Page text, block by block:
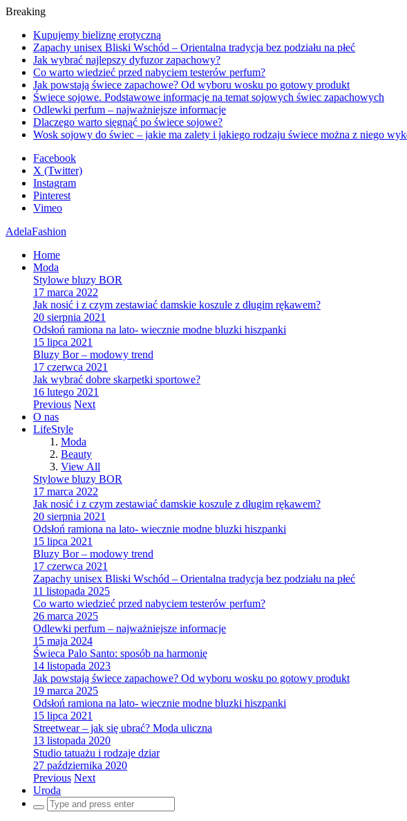
Breaking
Kupujemy bieliznę erotyczną
Zapachy unisex Bliski Wschód – Orientalna tradycja bez podziału na płeć
Jak wybrać najlepszy dyfuzor zapachowy?
Co warto wiedzieć przed nabyciem testerów perfum?
Jak powstają świece zapachowe? Od wyboru wosku po gotowy produkt
Świece sojowe. Podstawowe informacje na temat sojowych świec zapachowych
Odlewki perfum – najważniejsze informacje
Dlaczego warto sięgnąć po świece sojowe?
Wosk sojowy do świec – jakie ma zalety i jakiego rodzaju świece można z niego
Facebook
X (Twitter)
Instagram
Pinterest
Vimeo
AdelaFashion
Home
Moda
Stylowe bluzy BOR
17 marca 2022
Jak nosić i z czym zestawiać damskie koszule z długim rękawem?
20 sierpnia 2021
Odsłoń ramiona na lato- wiecznie modne bluzki hiszpanki
15 lipca 2021
Bluzy Bor – modowy trend
17 czerwca 2021
Jak wybrać dobre skarpetki sportowe?
16 lutego 2021
Previous Next
O nas
LifeStyle
Moda
Beauty
View All
Stylowe bluzy BOR
17 marca 2022
Jak nosić i z czym zestawiać damskie koszule z długim rękawem?
20 sierpnia 2021
Odsłoń ramiona na lato- wiecznie modne bluzki hiszpanki
15 lipca 2021
Bluzy Bor – modowy trend
17 czerwca 2021
Zapachy unisex Bliski Wschód – Orientalna tradycja bez podziału na płeć
11 listopada 2025
Co warto wiedzieć przed nabyciem testerów perfum?
26 marca 2025
Odlewki perfum – najważniejsze informacje
15 maja 2024
Świeca Palo Santo: sposób na harmonię
14 listopada 2023
Jak powstają świece zapachowe? Od wyboru wosku po gotowy produkt
19 marca 2025
Odsłoń ramiona na lato- wiecznie modne bluzki hiszpanki
15 lipca 2021
Streetwear – jak się ubrać? Moda uliczna
13 listopada 2020
Studio tatuażu i rodzaje dziar
27 października 2020
Previous Next
Uroda
Search
for: